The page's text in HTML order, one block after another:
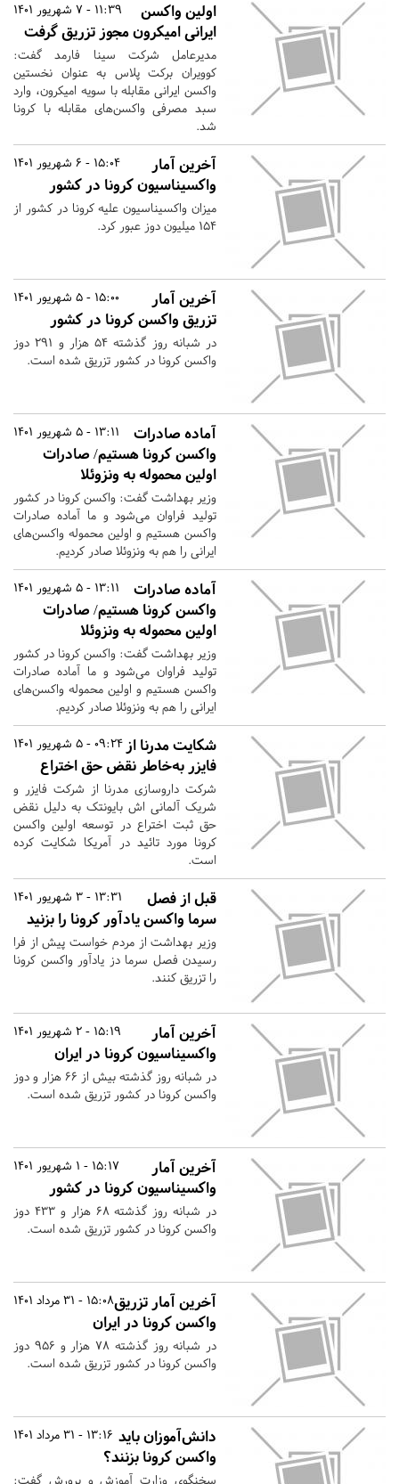
11:39 - 7 شهریور 1401
اولین واکسن
ایرانی امیکرون مجوز تزریق گرفت
مدیرعامل شرکت سینا فارمد گفت:
کوویران برکت پلاس به عنوان نخستین
واکسن ایرانی مقابله با سویه امیکرون، وارد
سبد مصرفی واکسن‌های مقابله با کرونا
شد.
15:04 - 6 شهریور 1401
آخرین آمار
واکسیناسیون کرونا در کشور
میزان واکسیناسیون علیه کرونا در کشور از
۱۵۴ میلیون دوز عبور کرد.
15:00 - 5 شهریور 1401
آخرین آمار
تزریق واکسن کرونا در کشور
در شبانه روز گذشته ۵۴ هزار و ۲۹۱ دوز
واکسن کرونا در کشور تزریق شده است.
13:11 - 5 شهریور 1401
آماده صادرات
واکسن کرونا هستیم/ صادرات
اولین محموله به ونزوئلا
وزیر بهداشت گفت: واکسن کرونا در کشور
تولید فراوان می‌شود و ما آماده صادرات
واکسن هستیم و اولین محموله واکسن‌های
ایرانی را هم به ونزوئلا صادر کردیم.
13:11 - 5 شهریور 1401
آماده صادرات
واکسن کرونا هستیم/ صادرات
اولین محموله به ونزوئلا
وزیر بهداشت گفت: واکسن کرونا در کشور
تولید فراوان می‌شود و ما آماده صادرات
واکسن هستیم و اولین محموله واکسن‌های
ایرانی را هم به ونزوئلا صادر کردیم.
09:24 - 5 شهریور 1401 شکایت مدرنا از
فایزر به‌خاطر نقض حق اختراع
شرکت داروسازی مدرنا از شرکت فایزر و
شریک آلمانی اش بایونتک به دلیل نقض
حق ثبت اختراع در توسعه اولین واکسن
کرونا مورد تائید در آمریکا شکایت کرده
است.
13:31 - 3 شهریور 1401
قبل از فصل
سرما واکسن یادآور کرونا را بزنید
وزیر بهداشت از مردم خواست پیش از فرا
رسیدن فصل سرما دز یادآور واکسن کرونا
را تزریق کنند.
15:19 - 2 شهریور 1401
آخرین آمار
واکسیناسیون کرونا در ایران
در شبانه روز گذشته بیش از ۶۶ هزار و دوز
واکسن کرونا در کشور تزریق شده است.
15:17 - 1 شهریور 1401
آخرین آمار
واکسیناسیون کرونا در کشور
در شبانه روز گذشته ۶۸ هزار و ۴۳۳ دوز
واکسن کرونا در کشور تزریق شده است.
15:08 - 31 مرداد 1401آخرین آمار تزریق
واکسن کرونا در ایران
در شبانه روز گذشته ۷۸ هزار و ۹۵۶ دوز
واکسن کرونا در کشور تزریق شده است.
13:16 - 31 مرداد 1401 دانش‌آموزان باید
واکسن کرونا بزنند؟
سخنگوی وزارت آموزش و پرورش گفت: